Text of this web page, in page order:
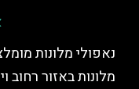
נאפולי מלונות
מלונות באזור רחוב